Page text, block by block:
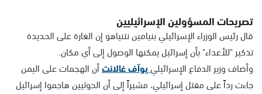
تصريحات المسؤولين الإسرائيليين
قال رئيس الوزراء الإسرائيلي بنيامين نتنياهو إن الغارة على الحديدة
تذكير "للأعداء" بأن إسرائيل يمكنها الوصول إلى أي مكان.
وأضاف وزير الدفاع الإسرائيلييوآف غالانتأن الهجمات على اليمن
جاءت رداً على مقتل إسرائيلي، مشيراً إلى أن الحوثيين هاجموا إسرائيل